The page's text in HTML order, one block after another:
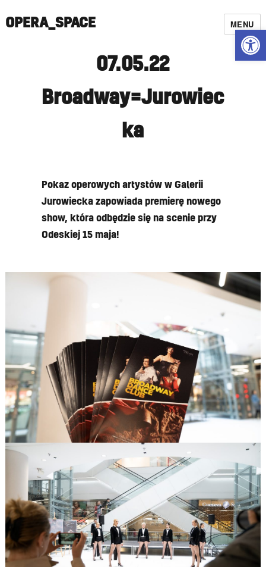
OPERA_SPACE MENU
07.05.22
Broadway=Jurowiec
ka
Pokaz operowych artystów w Galerii
Jurowiecka zapowiada premierę nowego
show, która odbędzie się na scenie przy
Odeskiej 15 maja!